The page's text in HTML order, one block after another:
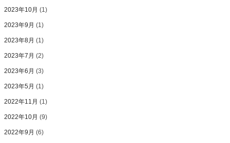
2023年10月 (1)
2023年9月 (1)
2023年8月 (1)
2023年7月 (2)
2023年6月 (3)
2023年5月 (1)
2022年11月 (1)
2022年10月 (9)
2022年9月 (6)